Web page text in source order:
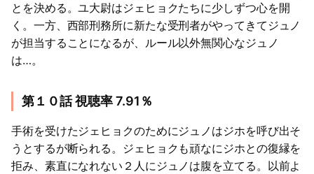
とを決める。ユ大尉はジェヒョクたちに少しずつ心を開
く。一方、西部刑務所に新たな受刑者がやってきてジュノ
が担当することになるが、ルール以外無関心なジュノ
は…。
第１０話 視聴率 7.91％
手術を受けたジェヒョクのためにジュノはジホを呼び出そ
うとするが断られる。ジェヒョクも頑なにジホとの復縁を
拒み、素直になれない２人にジュノは腹を立てる。以前よ